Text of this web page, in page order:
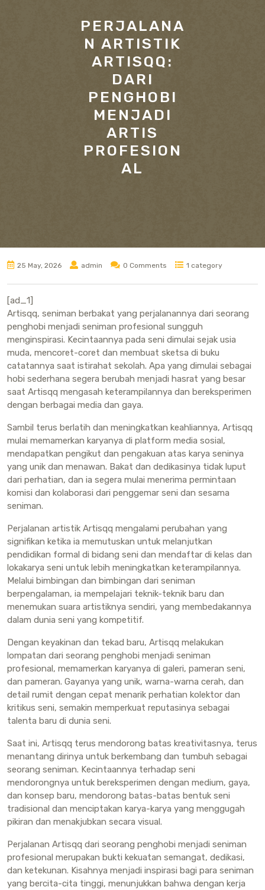
PERJALANA
N ARTISTIK
ARTISQQ:
DARI
PENGHOBI
MENJADI
ARTIS
PROFESION
AL
25 May, 2026 admin 0 Comments 1 category
[ad_1]
Artisqq, seniman berbakat yang perjalanannya dari seorang
penghobi menjadi seniman profesional sungguh
menginspirasi. Kecintaannya pada seni dimulai sejak usia
muda, mencoret-coret dan membuat sketsa di buku
catatannya saat istirahat sekolah. Apa yang dimulai sebagai
hobi sederhana segera berubah menjadi hasrat yang besar
saat Artisqq mengasah keterampilannya dan bereksperimen
dengan berbagai media dan gaya.
Sambil terus berlatih dan meningkatkan keahliannya, Artisqq
mulai memamerkan karyanya di platform media sosial,
mendapatkan pengikut dan pengakuan atas karya seninya
yang unik dan menawan. Bakat dan dedikasinya tidak luput
dari perhatian, dan ia segera mulai menerima permintaan
komisi dan kolaborasi dari penggemar seni dan sesama
seniman.
Perjalanan artistik Artisqq mengalami perubahan yang
signifikan ketika ia memutuskan untuk melanjutkan
pendidikan formal di bidang seni dan mendaftar di kelas dan
lokakarya seni untuk lebih meningkatkan keterampilannya.
Melalui bimbingan dan bimbingan dari seniman
berpengalaman, ia mempelajari teknik-teknik baru dan
menemukan suara artistiknya sendiri, yang membedakannya
dalam dunia seni yang kompetitif.
Dengan keyakinan dan tekad baru, Artisqq melakukan
lompatan dari seorang penghobi menjadi seniman
profesional, memamerkan karyanya di galeri, pameran seni,
dan pameran. Gayanya yang unik, warna-warna cerah, dan
detail rumit dengan cepat menarik perhatian kolektor dan
kritikus seni, semakin memperkuat reputasinya sebagai
talenta baru di dunia seni.
Saat ini, Artisqq terus mendorong batas kreativitasnya, terus
menantang dirinya untuk berkembang dan tumbuh sebagai
seorang seniman. Kecintaannya terhadap seni
mendorongnya untuk bereksperimen dengan medium, gaya,
dan konsep baru, mendorong batas-batas bentuk seni
tradisional dan menciptakan karya-karya yang menggugah
pikiran dan menakjubkan secara visual.
Perjalanan Artisqq dari seorang penghobi menjadi seniman
profesional merupakan bukti kekuatan semangat, dedikasi,
dan ketekunan. Kisahnya menjadi inspirasi bagi para seniman
yang bercita-cita tinggi, menunjukkan bahwa dengan kerja